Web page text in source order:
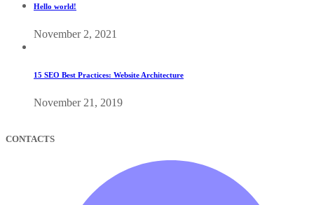
Hello world!
November 2, 2021
15 SEO Best Practices: Website Architecture
November 21, 2019
CONTACTS